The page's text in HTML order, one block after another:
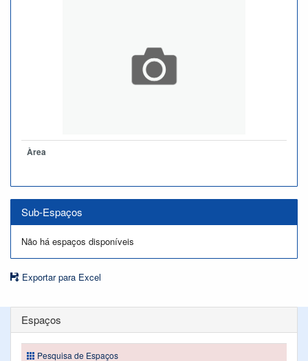
Àrea
Sub-Espaços
Não há espaços disponíveis
Exportar para Excel
Espaços
Pesquisa de Espaços